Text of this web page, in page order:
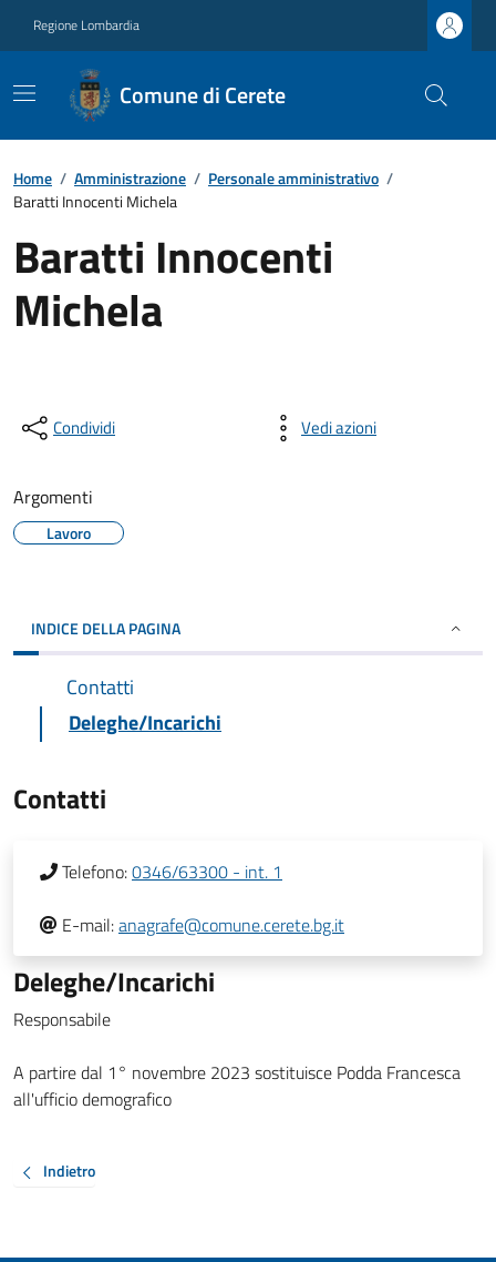
Regione Lombardia
Comune di Cerete
Home / Amministrazione / Personale amministrativo /
Baratti Innocenti Michela
Baratti Innocenti
Michela
Condividi Vedi azioni
Argomenti
Lavoro
INDICE DELLA PAGINA
Contatti
Deleghe/Incarichi
Contatti
Telefono:0346/63300 - int. 1
E-mail:anagrafe@comune.cerete.bg.it
Deleghe/Incarichi
Responsabile
A partire dal 1° novembre 2023 sostituisce Podda Francesca
all'ufficio demografico
Indietro